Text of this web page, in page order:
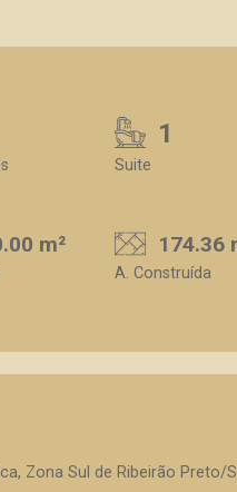
1
Suite
m² 174.36
A. Construída
Zona Sul de Ribeirão Preto/